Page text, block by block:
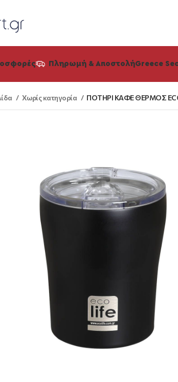
Πληρωμή & ΑποστολήGreece
Χωρίς κατηγορία ΠΟΤΗΡΙ ΚΑΦΕ ΘΕΡΜΟΣ